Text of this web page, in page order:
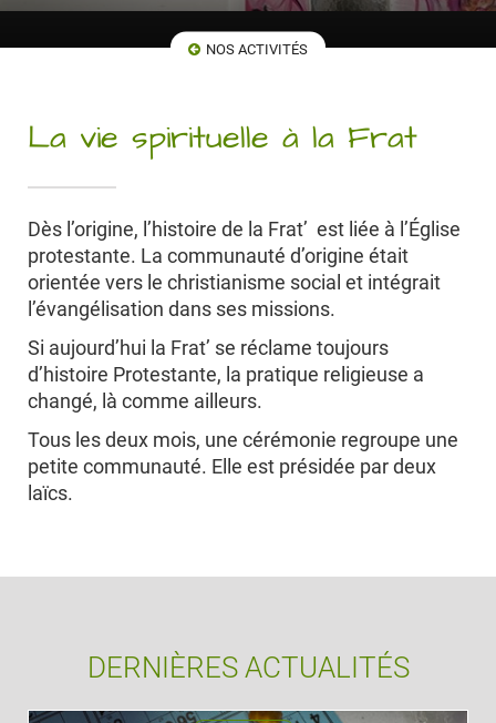
NOS ACTIVITÉS
La vie spirituelle à la Frat
Dès l’origine, l’histoire de la Frat’ est liée à l’Église
protestante. La communauté d’origine était
orientée vers le christianisme social et intégrait
l’évangélisation dans ses missions.
Si aujourd’hui la Frat’ se réclame toujours
d’histoire Protestante, la pratique religieuse a
changé, là comme ailleurs.
Tous les deux mois, une cérémonie regroupe une
petite communauté. Elle est présidée par deux
laïcs.
DERNIÈRES ACTUALITÉS